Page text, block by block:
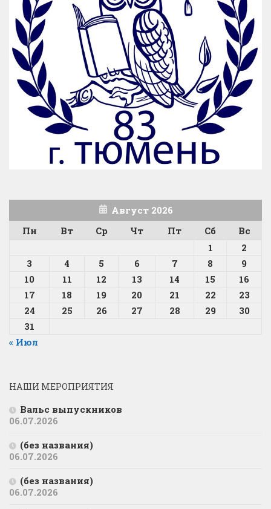
Август 2026
Пн
Вт Ср Чт Пт Сб
Вс
1
2
3
4 5 6 7 8
9
10
11 12 13 14 15
16
17
18 19 20 21 22
23
24
25 26 27 28 29
30
31
« Июл
НАШИ МЕРОПРИЯТИЯ
Вальс выпускников
06.07.2026
(без названия)
06.07.2026
(без названия)
06.07.2026